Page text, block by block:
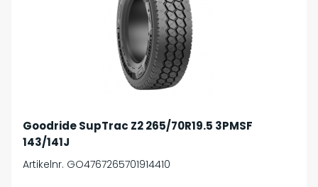
Goodride SupTrac Z2 265/70R19.5 3PMSF
143/141J
Artikelnr. GO4767265701914410